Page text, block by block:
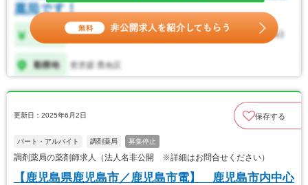
更新日：2025年6月2日 保存する
パート・アルバイト 調剤薬局 募集停止
調剤薬局の薬剤師求人（法人名非公開 ※詳細はお問合せください）
【鹿児島県鹿児島市／鹿児島市電】 鹿児島市内中心